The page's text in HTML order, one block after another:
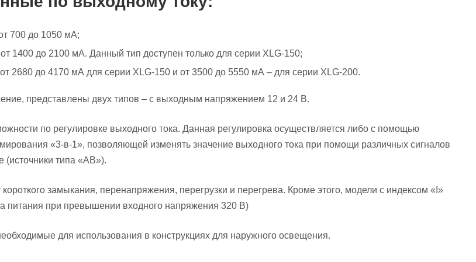
700 до 1050 мА;
1400 до 2100 мА. Данный тип доступен только для серии XLG-150;
2680 до 4170 мА для серии XLG-150 и от 3500 до 5550 мА – для серии XLG-200.
представлены двух типов – с выходным напряжением 12 и 24 В.
по регулировке выходного тока. Данная регулировка осуществляется либо с помощью
«3-в-1», позволяющей изменять значение выходного тока при помощи различных сигналов
типа «АВ»).
замыкания, перенапряжения, перегрузки и перегрева. Кроме этого, модели с индексом «I»
питания при превышении входного напряжения 320 В)
для использования в конструкциях для наружного освещения.